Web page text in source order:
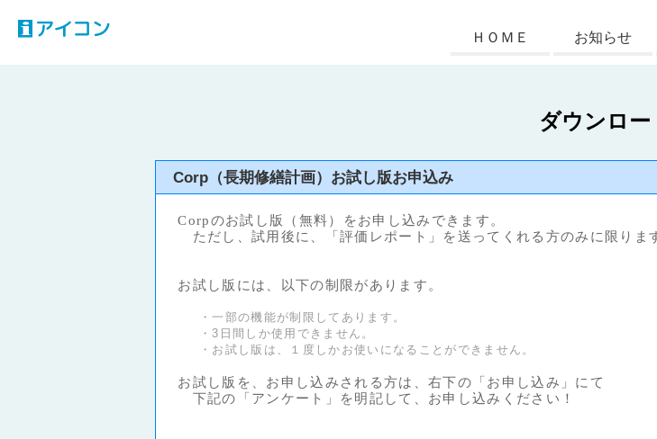
アイコン ＨＯＭＥ お知らせ
ダウンロー
Corp（長期修繕計画）お試し版お申込み
Corpのお試し版（無料）をお申し込みできます。
ただし、試用後に、「評価レポート」を送ってくれる方のみに限りま
お試し版には、以下の制限があります。
・一部の機能が制限してあります。
・3日間しか使用できません。
・お試し版は、１度しかお使いになることができません。
お試し版を、お申し込みされる方は、右下の「お申し込み」にて
下記の「アンケート」を明記して、お申し込みください！